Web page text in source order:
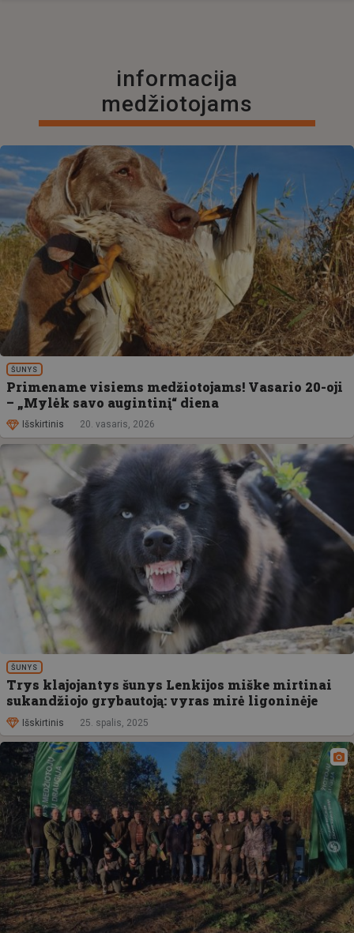
informacija
medžiotojams
ŠUNYS
Primename visiems medžiotojams! Vasario 20-oji
– „Mylėk savo augintinį“ diena
Išskirtinis 20. vasaris, 2026
ŠUNYS
Trys klajojantys šunys Lenkijos miške mirtinai
sukandžiojo grybautoją: vyras mirė ligoninėje
Išskirtinis 25. spalis, 2025